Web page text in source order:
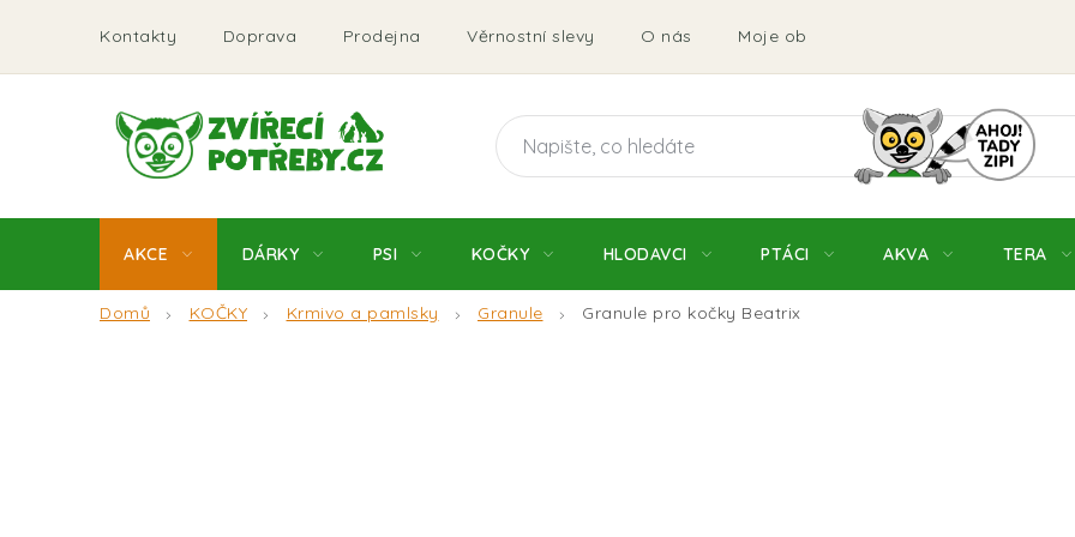
obsah
Kontakty Doprava Prodejna Věrnostní slevy O nás Moje objednávka Obchodní
AKCE DÁRKY PSI KOČKY HLODAVCI PTÁCI AKVA TERA
Domů KOČKY Krmivo a pamlsky Granule Granule pro kočky Beatrix